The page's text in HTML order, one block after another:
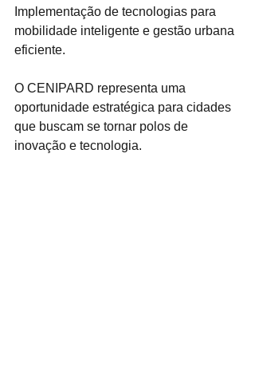
Implementação de tecnologias para
mobilidade inteligente e gestão urbana
eficiente.
O CENIPARD representa uma
oportunidade estratégica para cidades
que buscam se tornar polos de
inovação e tecnologia.